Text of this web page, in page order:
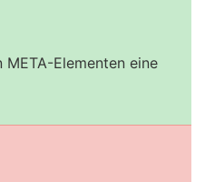
Elementen eine